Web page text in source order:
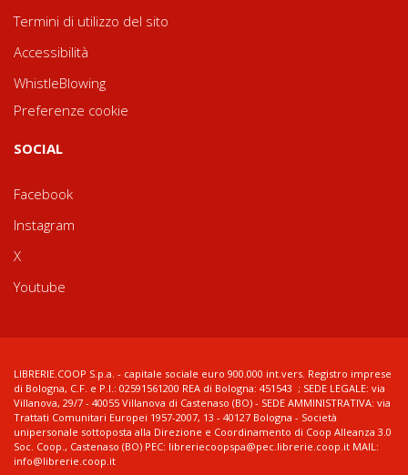
Termini di utilizzo del sito
Accessibilità
WhistleBlowing
Preferenze cookie
SOCIAL
Facebook
Instagram
X
Youtube
LIBRERIE.COOP S.p.a. - capitale sociale euro 900.000 int.vers. Registro imprese
di Bologna, C.F. e P.I.: 02591561200 REA di Bologna: 451543 ; SEDE LEGALE: via
Villanova, 29/7 - 40055 Villanova di Castenaso (BO) - SEDE AMMINISTRATIVA: via
Trattati Comunitari Europei 1957-2007, 13 - 40127 Bologna - Società
unipersonale sottoposta alla Direzione e Coordinamento di Coop Alleanza 3.0
Soc. Coop., Castenaso (BO) PEC: libreriecoopspa@pec.librerie.coop.it MAIL:
info@librerie.coop.it